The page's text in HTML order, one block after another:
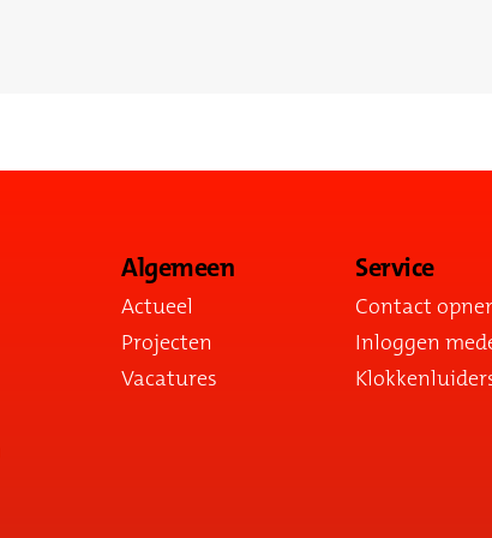
Algemeen
Actueel
Projecten
Vacatures
Service
Contact
Inloggen